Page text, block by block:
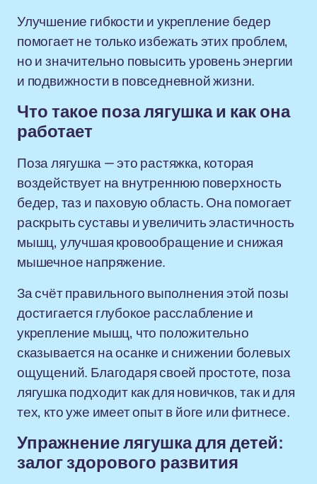
Улучшение гибкости и укрепление бедер
помогает не только избежать этих проблем,
но и значительно повысить уровень энергии
и подвижности в повседневной жизни.
Что такое поза лягушка и как она
работает
Поза лягушка — это растяжка, которая
воздействует на внутреннюю поверхность
бедер, таз и паховую область. Она помогает
раскрыть суставы и увеличить эластичность
мышц, улучшая кровообращение и снижая
мышечное напряжение.
За счёт правильного выполнения этой позы
достигается глубокое расслабление и
укрепление мышц, что положительно
сказывается на осанке и снижении болевых
ощущений. Благодаря своей простоте, поза
лягушка подходит как для новичков, так и для
тех, кто уже имеет опыт в йоге или фитнесе.
Упражнение лягушка для детей:
залог здорового развития